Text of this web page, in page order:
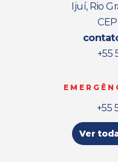
Ijuí, Rio
+55
+55
Ver